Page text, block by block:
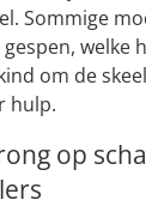
Sommige
welke
om de
hulp.
op